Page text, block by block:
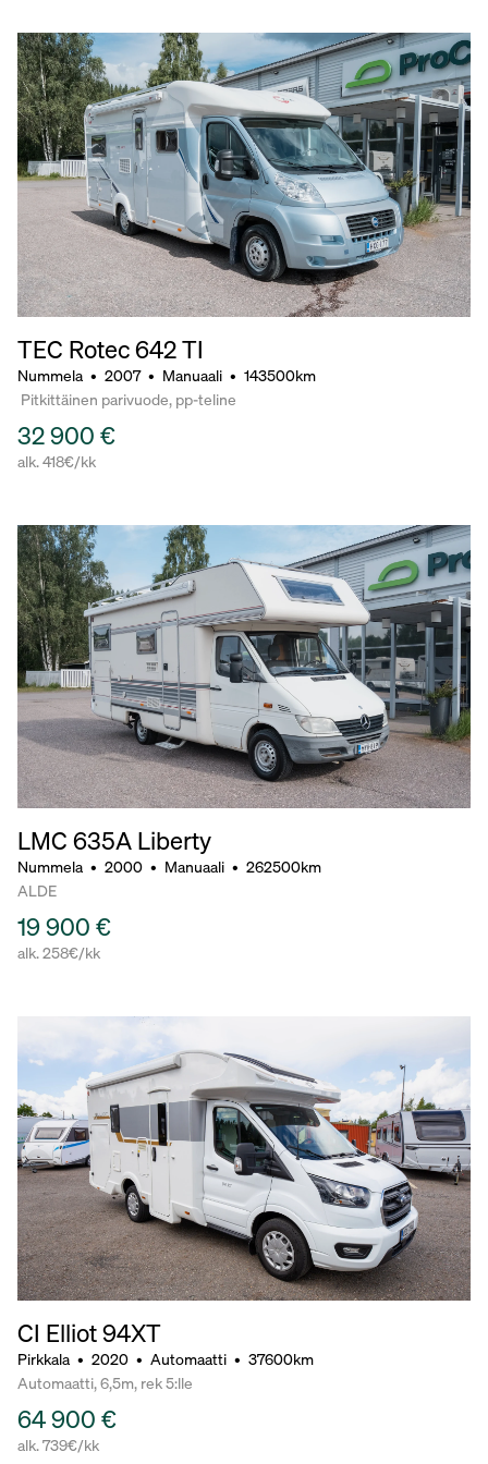
TEC Rotec 642 TI
Nummela • 2007 • Manuaali • 143500km
Pitkittäinen parivuode, pp-teline
32 900 €
alk. 418€/kk
LMC 635A Liberty
Nummela • 2000 • Manuaali • 262500km
ALDE
19 900 €
alk. 258€/kk
CI Elliot 94XT
Pirkkala • 2020 • Automaatti • 37600km
Automaatti, 6,5m, rek 5:lle
64 900 €
alk. 739€/kk